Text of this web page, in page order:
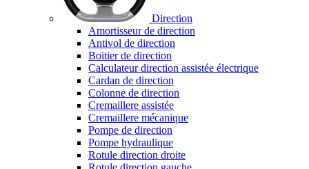
Direction
Amortisseur de direction
Antivol de direction
Boitier de direction
Calculateur direction assistée électrique
Cardan de direction
Colonne de direction
Cremaillere assistée
Cremaillere mécanique
Pompe de direction
Pompe hydraulique
Rotule direction droite